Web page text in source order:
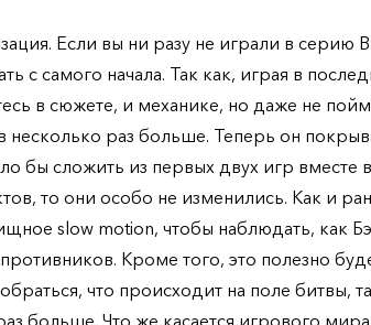
Если вы ни разу не играли в серию
с самого начала. Так как, играя в
в сюжете, и механике, но даже не
несколько раз больше. Теперь он
бы сложить из первых двух игр вместе
то они особо не изменились. Как и
slow motion, чтобы наблюдать, как
Кроме того, это полезно
что происходит на поле битвы,
больше. Что же касается игрового